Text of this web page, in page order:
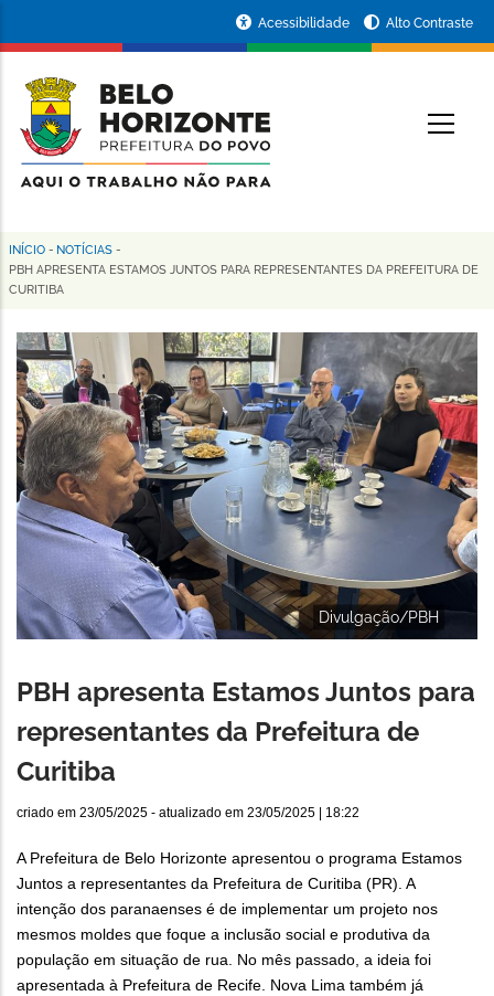
conteúdo
principal
da
Prefeitura
de
Horizonte
Acessibilidade Alto Contraste
Trilha
de
navegação
INÍCIO - NOTÍCIAS -
PBH APRESENTA ESTAMOS JUNTOS PARA REPRESENTANTES DA PREFEITURA DE
CURITIBA
Divulgação/PBH
PBH apresenta Estamos Juntos para
representantes da Prefeitura de
Curitiba
criado em 23/05/2025 - atualizado em 23/05/2025 | 18:22
A Prefeitura de Belo Horizonte apresentou o programa Estamos
Juntos a representantes da Prefeitura de Curitiba (PR). A
intenção dos paranaenses é de implementar um projeto nos
mesmos moldes que foque a inclusão social e produtiva da
população em situação de rua. No mês passado, a ideia foi
apresentada à Prefeitura de Recife. Nova Lima também já